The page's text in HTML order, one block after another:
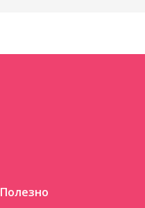
Полезно